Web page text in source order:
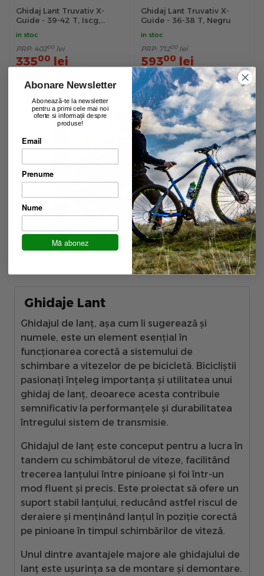
Ghidaj Lant Truvativ X-
Guide - 39-42 T, Iscg,
in stoc
PRP: 40200 lei
33500 lei
Ghidaj Lant Truvativ X-
Guide - 36-38 T, Negru
in stoc
PRP: 71200 lei
59300 lei
Ghidaje Lant
Ghidajul de lanț, așa cum îi sugerează și
numele, este un element esențial în
funcționarea corectă a sistemului de
schimbare a vitezelor de pe bicicletă. Bicicliștii
pasionați înțeleg importanța și utilitatea unui
ghidaj de lanț, deoarece acesta contribuie
semnificativ la performanțele și durabilitatea
întregului sistem de transmisie.
Ghidajul de lanț este conceput pentru a lucra în
tandem cu schimbătorul de viteze, facilitând
trecerea lanțului între pinioane și foi într-un
mod fluent și precis. Este proiectat să ofere un
suport stabil lanțului, reducând astfel riscul de
deraiere și menținând lanțul în poziție corectă
pe pinioane în timpul schimbărilor de viteză.
Unul dintre avantajele majore ale ghidajului de
lanț este ușurința sa de montare și demontare.
Abonare Newsletter
Abonează-te la newsletter
pentru a primi cele mai noi
oferte si informații despre
produse!
Email
Prenume
Nume
Mă abonez